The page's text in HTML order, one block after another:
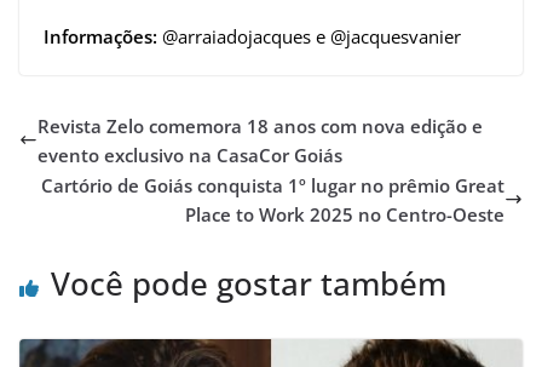
Informações: @arraiadojacques e @jacquesvanier
Revista Zelo comemora 18 anos com nova edição e
evento exclusivo na CasaCor Goiás
Cartório de Goiás conquista 1º lugar no prêmio Great
Place to Work 2025 no Centro-Oeste
Você pode gostar também